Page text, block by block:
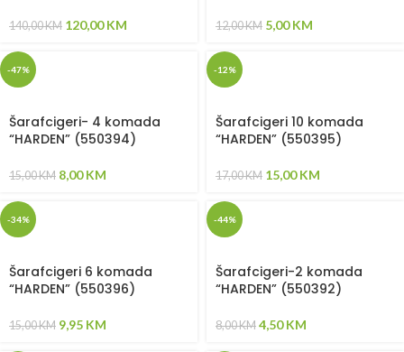
140,00KM 120,00KM 12,00KM 5,00KM
-47%
Šarafcigeri- 4 komada
“HARDEN” (550394)
15,00KM 8,00KM
-12%
Šarafcigeri 10 komada
“HARDEN” (550395)
17,00KM 15,00KM
-34%
Šarafcigeri 6 komada
“HARDEN” (550396)
15,00KM 9,95 KM
-44%
Šarafcigeri-2 komada
“HARDEN” (550392)
8,00KM 4,50KM